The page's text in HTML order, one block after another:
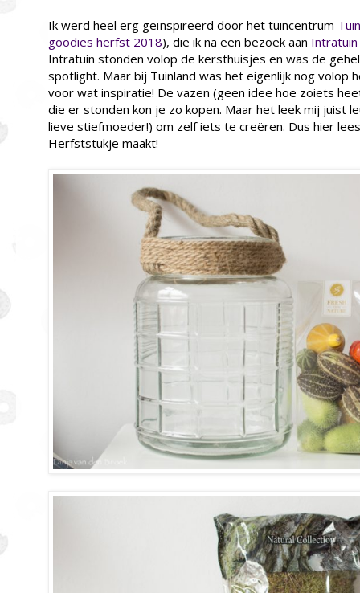
Ik werd heel erg geïnspireerd door het tuincentrum
goodies herfst 2018), die ik na een bezoek aan Intratuin
Intratuin stonden volop de kersthuisjes en was de
spotlight. Maar bij Tuinland was het eigenlijk nog volop
voor wat inspiratie! De vazen (geen idee hoe zoiets
die er stonden kon je zo kopen. Maar het leek mij juist
lieve stiefmoeder!) om zelf iets te creëren. Dus hier
Herfststukje maakt!